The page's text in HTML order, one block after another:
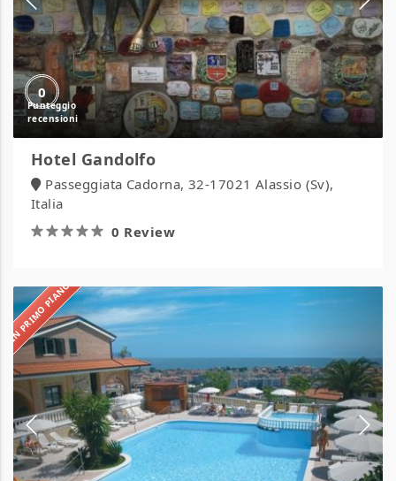
0
Hotel Gandolfo
Passeggiata Cadorna, 32-17021 Alassio (Sv),
Italia
0 Review
IN PRIMO PIANO
Il
Borgo
Residence